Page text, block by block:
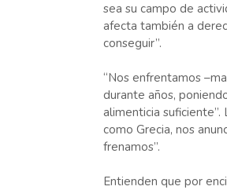
sea su campo de
afecta también a
conseguir”.
“Nos enfrentamos
durante años,
alimenticia
como Grecia, nos
frenamos”.
Entienden que por